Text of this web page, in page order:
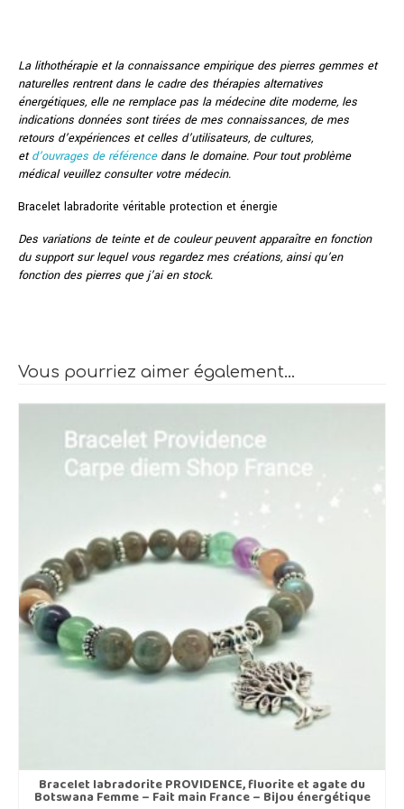
La lithothérapie et la connaissance empirique des pierres gemmes et
naturelles rentrent dans le cadre des thérapies alternatives
énergétiques, elle ne remplace pas la médecine dite moderne, les
indications données sont tirées de mes connaissances, de mes
retours d’expériences et celles d’utilisateurs, de cultures,
etd’ouvrages de référencedans le domaine. Pour tout problème
médical veuillez consulter votre médecin.
Bracelet labradorite véritable protection et énergie
Des variations de teinte et de couleur peuvent apparaître en fonction
du support sur lequel vous regardez mes créations, ainsi qu’en
fonction des pierres que j’ai en stock.
Vous pourriez aimer également…
Bracelet labradorite PROVIDENCE, fluorite et agate du
Botswana Femme – Fait main France – Bijou énergétique